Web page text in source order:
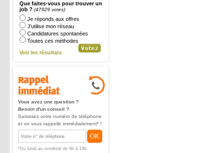
Que faites-vous pour trouver un
job ? (47929 votes)
Je réponds aux offres
J'utilise mon réseau
Candidatures spontanées
Toutes ces méthodes
Voir les résultats
Vous avez une question ?
Besoin d'un conseil ?
Saisissez votre numéro de téléphone
et on vous rappelle immédiatement* !
OK
*Du lundi au vendredi de 9h à 19h